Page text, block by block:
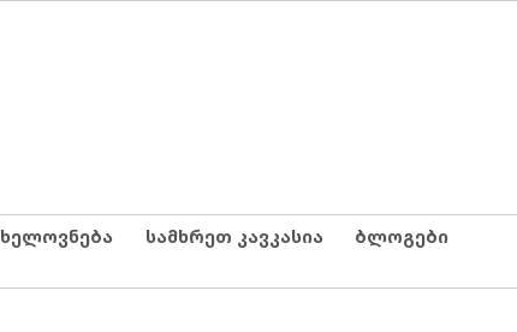
ხელოვნება სამხრეთ კავკასია ბლოგები